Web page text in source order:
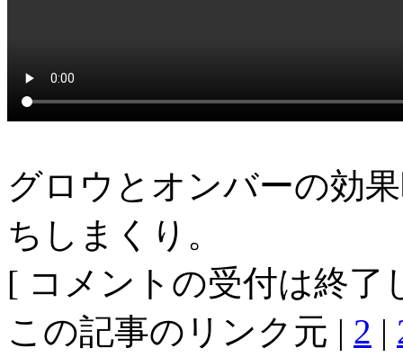
グロウとオンバーの効
ちしまくり。
[ コメントの受付は終了
この記事のリンク元 | 2 |